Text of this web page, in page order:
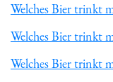
Welches Bier trinkt
Welches Bier trinkt
Welches Bier trinkt